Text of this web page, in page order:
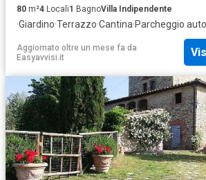
80 m²4 Locali1 BagnoVilla Indipendente
·Giardino·Terrazzo·Cantina·Parcheggio auto
Aggiornato oltre un mese fa da
Easyavvisi.it